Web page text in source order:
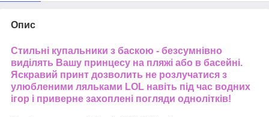
Опис
Стильні купальники з баскою - безсумнівно
виділять Вашу принцесу на пляжі або в басейні.
Яскравий принт дозволить не розлучатися з
улюбленими ляльками LOL навіть під час водних
ігор і приверне захоплені погляди однолітків!